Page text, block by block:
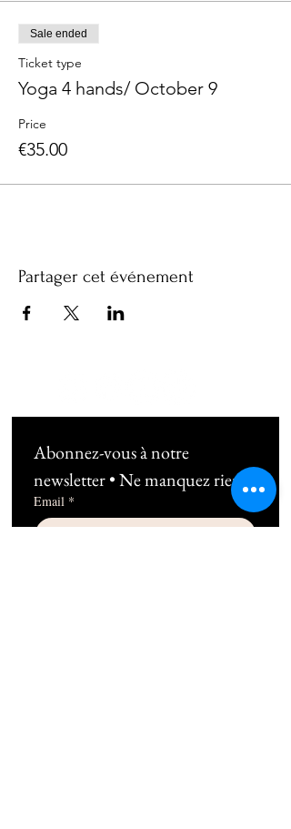
Sale ended
Ticket type
Yoga 4 hands/ October 9
Price
€35.00
Partager cet événement
Abonnez-vous à notre
newsletter • Ne manquez rien !
Email *